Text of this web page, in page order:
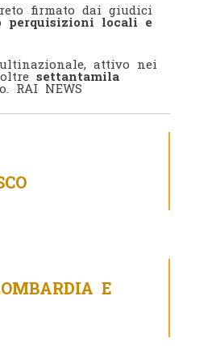
firmato dai giudici
perquisizioni locali e
attivo nei
settantamila
RAI NEWS
E